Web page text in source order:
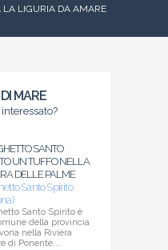
LA LIGURIA DA AMARE
MARE
SANTO
UN TUFFO NELLA
DELLE PALME
Santo Spirito
Santo Spirito è
della provincia
nella Riviera
di Ponente....